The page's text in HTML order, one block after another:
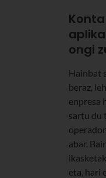
ongi
Hainbat
beraz,
enpresa
sartu du
abar.
eta, hari